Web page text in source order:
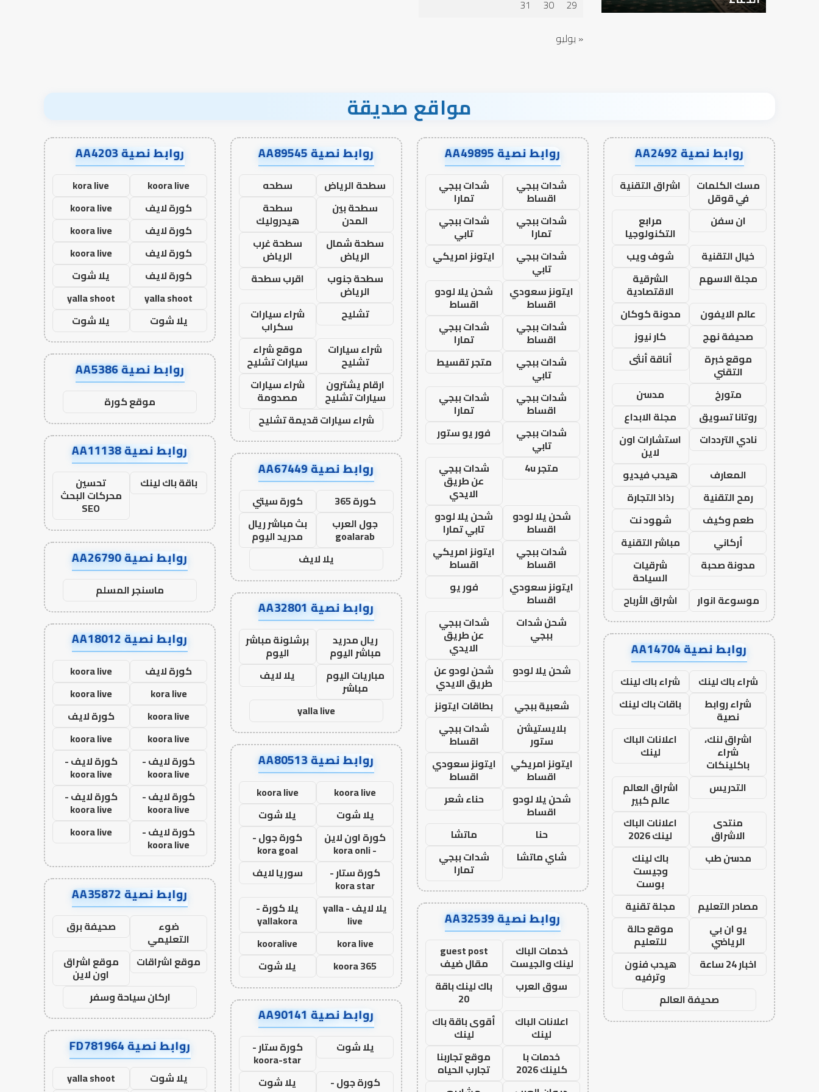
أدب
29
30
31
« يوليو
مواقع صديقة
روابط نصية AA2492
مسك الكلمات
في قوقل
اشراق التقنية
ان سفن
مرابع
التكنولوجيا
خيال التقنية
شوف ويب
مجلة الاسهم
الشرقية
الاقتصادية
عالم الايفون
مدونة كوكان
صحيفة نهج
كار نيوز
موقع خبرة
التقني
أناقة أنثى
متورخ
مدسن
روتانا تسويق
مجلة الابداع
نادي الترددات
استشارات اون
لاين
المعارف
هيدب فيديو
رمح التقنية
رذاذ التجارة
طعم وكيف
شهود نت
أركاني
مباشر التقنية
مدونة صحبة
شرقيات
السياحة
موسوعة انوار
اشراق الأرباح
روابط نصية AA14704
شراء باك لينك
شراء باك لينك
شراء روابط
نصية
باقات باك لينك
اشراق لنك،
شراء
باكلينكات
اعلانات الباك
لينك
التدريس
اشراق العالم
عالم كبير
منتدى
الاشراق
اعلانات الباك
لينك 2026
مدسن طب
باك لينك
وجيست
بوست
مصادر التعليم
مجلة تقنية
يو ان بي
الرياضي
موقع حالة
للتعليم
اخبار 24 ساعة
هيدب فنون
وترفيه
صحيفة العالم
روابط نصية AA49895
شدات ببجي
اقساط
شدات ببجي
تمارا
شدات ببجي
تمارا
شدات ببجي
تابي
شدات ببجي
تابي
ايتونز امريكي
ايتونز سعودي
اقساط
شحن يلا لودو
اقساط
شدات ببجي
اقساط
شدات ببجي
تمارا
شدات ببجي
تابي
متجر تقسيط
شدات ببجي
اقساط
شدات ببجي
تمارا
شدات ببجي
تابي
فور يو ستور
متجر 4u
شدات ببجي
عن طريق
الايدي
شحن يلا لودو
اقساط
شحن يلا لودو
تابي تمارا
شدات ببجي
اقساط
ايتونز امريكي
اقساط
ايتونز سعودي
اقساط
فور يو
شحن شدات
ببجي
شدات ببجي
عن طريق
الايدي
شحن يلا لودو
شحن لودو عن
طريق الايدي
شعبية ببجي
بطاقات ايتونز
بلايستيشن
ستور
شدات ببجي
اقساط
ايتونز امريكي
اقساط
ايتونز سعودي
اقساط
شحن يلا لودو
اقساط
حناء شعر
حنا
ماتشا
شاي ماتشا
شدات ببجي
تمارا
روابط نصية AA32539
خدمات الباك
لينك والجيست
guest post
مقال ضيف
سوق العرب
باك لينك باقة
20
اعلانات الباك
لينك
أقوى باقة باك
لينك
خدمات با
كلينك 2026
موقع تجاربنا
تجارب الحياه
روابط نصية AA89545
سطحة الرياض
سطحه
سطحة بين
المدن
سطحة
هيدروليك
سطحة شمال
الرياض
سطحة غرب
الرياض
سطحة جنوب
الرياض
اقرب سطحة
تشليح
شراء سيارات
سكراب
شراء سيارات
تشليح
موقع شراء
سيارات تشليح
ارقام يشترون
سيارات تشليح
شراء سيارات
مصدومة
شراء سيارات قديمة تشليح
روابط نصية AA67449
كورة 365
كورة سيتي
جول العرب
goalarab
بث مباشر ريال
مدريد اليوم
يلا لايف
روابط نصية AA32801
ريال مدريد
مباشر اليوم
برشلونة مباشر
اليوم
مباريات اليوم
مباشر
يلا لايف
yalla live
روابط نصية AA80513
koora live
koora live
يلا شوت
يلا شوت
كورة اون لاين
- kora onli
كورة جول -
kora goal
كورة ستار -
kora star
سوريا لايف
يلا لايف - yalla
live
يلا كورة -
yallakora
kora live
kooralive
koora 365
يلا شوت
روابط نصية AA90141
يلا شوت كورة ستار -
koora-star
كورة جول -
يلا شوت
روابط نصية AA4203
koora live
kora live
كورة لايف
koora live
كورة لايف
koora live
كورة لايف
koora live
كورة لايف
يلا شوت
yalla shoot
yalla shoot
يلا شوت
يلا شوت
روابط نصية AA5386
موقع كورة
روابط نصية AA11138
باقة باك لينك تحسين
محركات البحث
SEO
روابط نصية AA26790
ماسنجر المسلم
روابط نصية AA18012
كورة لايف
koora live
kora live
koora live
koora live
كورة لايف
koora live
koora live
كورة لايف -
koora live
كورة لايف -
koora live
كورة لايف -
koora live
كورة لايف -
koora live
كورة لايف -
koora live
koora live
روابط نصية AA35872
ضوء
التعليمي
صحيفة برق
موقع اشراقات
موقع اشراق
اون لاين
اركان سياحة وسفر
روابط نصية FD781964
يلا شوت
yalla shoot